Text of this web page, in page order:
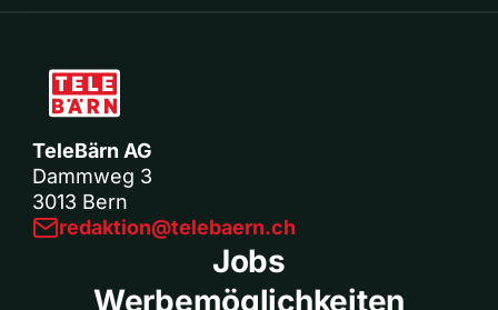
TeleBärn AG
Dammweg 3
3013 Bern
redaktion@telebaern.ch
Jobs
Werbemöglichkeiten